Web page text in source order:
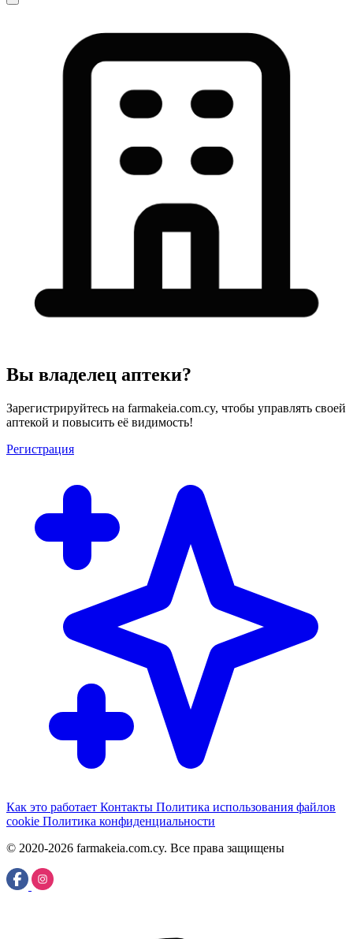
Вы владелец аптеки?
Зарегистрируйтесь на farmakeia.com.cy, чтобы управлять своей
аптекой и повысить её видимость!
Регистрация
Как это работает Контакты Политика использования файлов
cookie Политика конфиденциальности
© 2020-2026 farmakeia.com.cy. Все права защищены